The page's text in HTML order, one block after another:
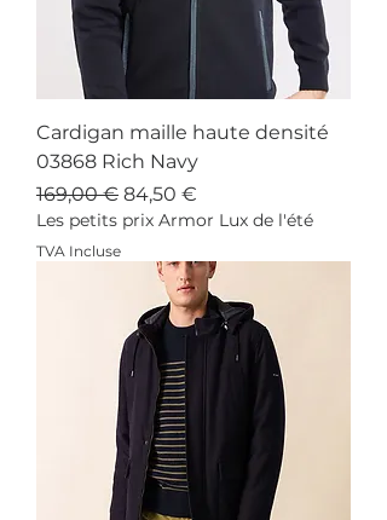
Cardigan maille haute densité
03868 Rich Navy
Prix original
169,00 € Prix promotionnel
84,50 €
Les petits prix Armor Lux de l'été
TVA Incluse